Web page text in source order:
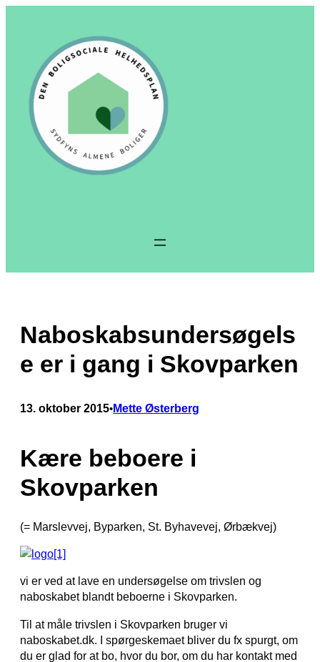
Naboskabsundersøgels
e er i gang i Skovparken
13. oktober 2015•Mette Østerberg
Kære beboere i
Skovparken
(= Marslevvej, Byparken, St. Byhavevej, Ørbækvej)
vi er ved at lave en undersøgelse om trivslen og
naboskabet blandt beboerne i Skovparken.
Til at måle trivslen i Skovparken bruger vi
naboskabet.dk. I spørgeskemaet bliver du fx spurgt, om
du er glad for at bo, hvor du bor, om du har kontakt med